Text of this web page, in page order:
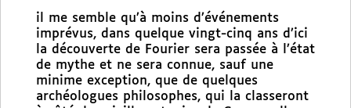
il me semble qu’à moins d’événements
imprévus, dans quelque vingt-cinq ans d’ici
la découverte de Fourier sera passée à l’état
de mythe et ne sera connue, sauf une
minime exception, que de quelques
archéologues philosophes, qui la classeront